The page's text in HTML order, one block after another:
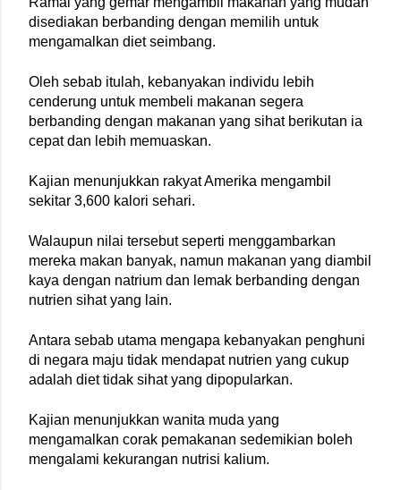
disediakan berbanding dengan memilih untuk
mengamalkan diet seimbang.
Oleh sebab itulah, kebanyakan individu lebih
cenderung untuk membeli makanan segera
berbanding dengan makanan yang sihat berikutan ia
cepat dan lebih memuaskan.
Kajian menunjukkan rakyat Amerika mengambil
sekitar 3,600 kalori sehari.
Walaupun nilai tersebut seperti menggambarkan
mereka makan banyak, namun makanan yang diambil
kaya dengan natrium dan lemak berbanding dengan
nutrien sihat yang lain.
Antara sebab utama mengapa kebanyakan penghuni
di negara maju tidak mendapat nutrien yang cukup
adalah diet tidak sihat yang dipopularkan.
Kajian menunjukkan wanita muda yang
mengamalkan corak pemakanan sedemikian boleh
mengalami kekurangan nutrisi kalium.